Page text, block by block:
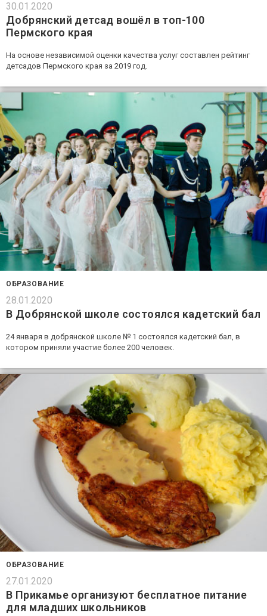
30.01.2020
Добрянский детсад вошёл в топ-100
Пермского края
На основе независимой оценки качества услуг составлен рейтинг
детсадов Пермского края за 2019 год.
ОБРАЗОВАНИЕ
28.01.2020
В Добрянской школе состоялся кадетский бал
24 января в добрянской школе № 1 состоялся кадетский бал, в
котором приняли участие более 200 человек.
ОБРАЗОВАНИЕ
27.01.2020
В Прикамье организуют бесплатное питание
для младших школьников